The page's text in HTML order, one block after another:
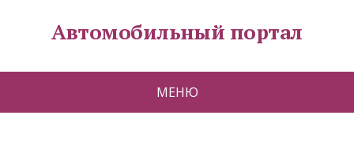
Автомобильный портал
МЕНЮ